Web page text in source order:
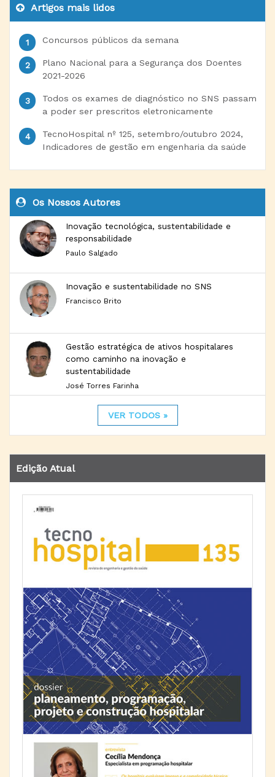
Artigos mais lidos
Concursos públicos da semana
Plano Nacional para a Segurança dos Doentes
2021-2026
Todos os exames de diagnóstico no SNS passam
a poder ser prescritos eletronicamente
TecnoHospital nº 125, setembro/outubro 2024,
Indicadores de gestão em engenharia da saúde
Os Nossos Autores
Inovação tecnológica, sustentabilidade e
responsabilidade
Paulo Salgado
Inovação e sustentabilidade no SNS
Francisco Brito
Gestão estratégica de ativos hospitalares
como caminho na inovação e
sustentabilidade
José Torres Farinha
VER TODOS »
Edição Atual